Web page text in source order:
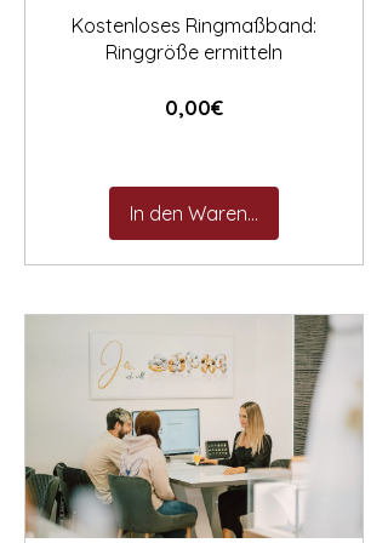
Kostenloses Ringmaßband:
Ringgröße ermitteln
0,00€Preis
In den Warenkorb